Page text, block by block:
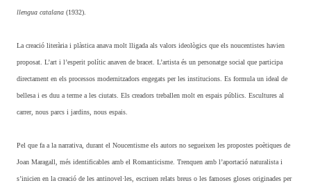
llengua catalana (1932).
La creació literària i plàstica anava molt lligada als valors ideològics que els noucentistes havien
proposat. L’art i l’esperit polític anaven de bracet. L’artista és un personatge social que participa
directament en els processos modernitzadors engegats per les institucions. Es formula un ideal de
bellesa i es duu a terme a les ciutats. Els creadors treballen molt en espais públics. Escultures al
carrer, nous parcs i jardins, nous espais.
Pel que fa a la narrativa, durant el Noucentisme els autors no segueixen les propostes poètiques de
Joan Maragall, més identificables amb el Romanticisme. Trenquen amb l’aportació naturalista i
s’inicien en la creació de les antinovel·les, escriuen relats breus o les famoses gloses originades per